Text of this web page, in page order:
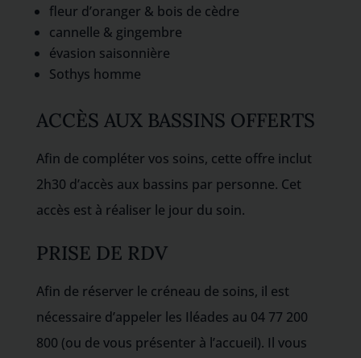
fleur d’oranger & bois de cèdre
cannelle & gingembre
évasion saisonnière
Sothys homme
ACCÈS AUX BASSINS OFFERTS
Afin de compléter vos soins, cette offre inclut
2h30 d’accès aux bassins par personne. Cet
accès est à réaliser le jour du soin.
PRISE DE RDV
Afin de réserver le créneau de soins, il est
nécessaire d’appeler les Iléades au 04 77 200
800 (ou de vous présenter à l’accueil). Il vous